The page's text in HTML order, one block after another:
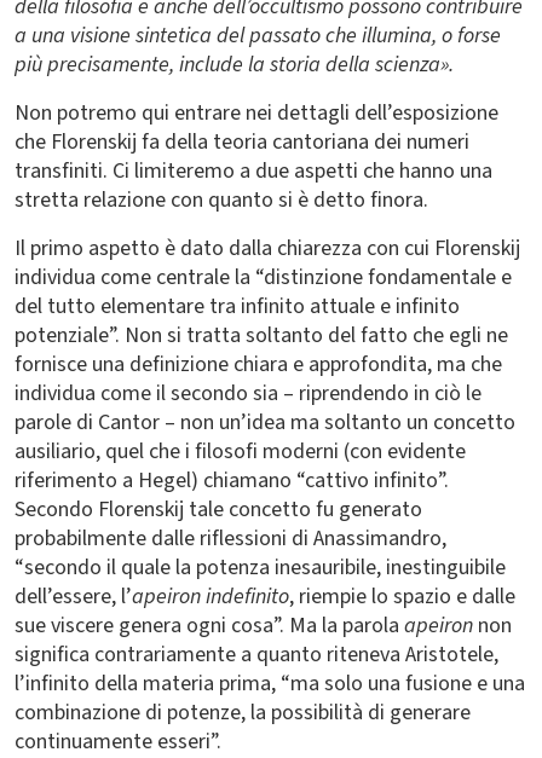
della filosofia e anche dell’occultismo possono contribuire
a una visione sintetica del passato che illumina, o forse
più precisamente, include la storia della scienza».
Non potremo qui entrare nei dettagli dell’esposizione
che Florenskij fa della teoria cantoriana dei numeri
transfiniti. Ci limiteremo a due aspetti che hanno una
stretta relazione con quanto si è detto finora.
Il primo aspetto è dato dalla chiarezza con cui Florenskij
individua come centrale la “distinzione fondamentale e
del tutto elementare tra infinito attuale e infinito
potenziale”. Non si tratta soltanto del fatto che egli ne
fornisce una definizione chiara e approfondita, ma che
individua come il secondo sia – riprendendo in ciò le
parole di Cantor – non un’idea ma soltanto un concetto
ausiliario, quel che i filosofi moderni (con evidente
riferimento a Hegel) chiamano “cattivo infinito”.
Secondo Florenskij tale concetto fu generato
probabilmente dalle riflessioni di Anassimandro,
“secondo il quale la potenza inesauribile, inestinguibile
dell’essere, l’apeiron indefinito, riempie lo spazio e dalle
sue viscere genera ogni cosa”. Ma la parola apeiron non
significa contrariamente a quanto riteneva Aristotele,
l’infinito della materia prima, “ma solo una fusione e una
combinazione di potenze, la possibilità di generare
continuamente esseri”.